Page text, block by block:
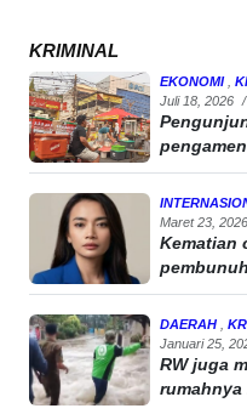
KRIMINAL
EKONOMI
Juli 18, 2026 /
Maret 23, 2026
Kematian
DAERAH
Januari 25,
RW juga
rumahnya